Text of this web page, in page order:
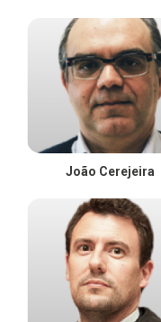
João Cerejeira